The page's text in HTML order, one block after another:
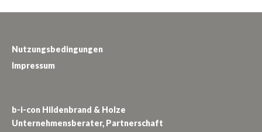
Nutzungsbedingungen
Impressum
b-i-con Hildenbrand & Holze
Unternehmensberater, Partnerschaft